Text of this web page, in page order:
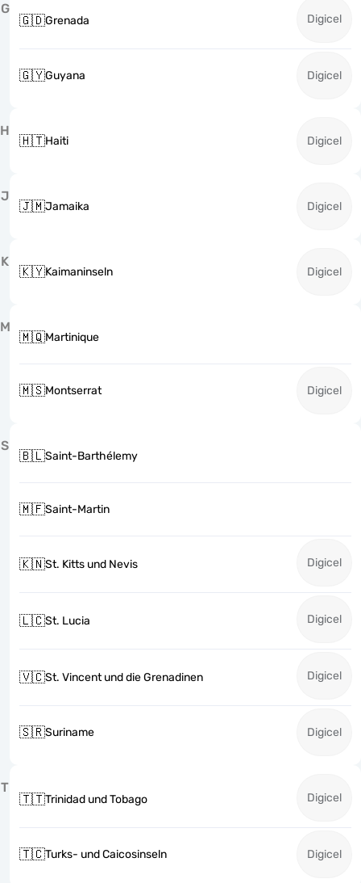
G
🇬🇩Grenada Digicel
🇬🇾Guyana Digicel
H
🇭🇹Haiti Digicel
J
🇯🇲Jamaika Digicel
K
🇰🇾Kaimaninseln Digicel
M
🇲🇶Martinique
🇲🇸Montserrat Digicel
S
🇧🇱Saint-Barthélemy
🇲🇫Saint-Martin
🇰🇳St. Kitts und Nevis Digicel
🇱🇨St. Lucia Digicel
🇻🇨St. Vincent und die Grenadinen Digicel
🇸🇷Suriname Digicel
T
🇹🇹Trinidad und Tobago Digicel
🇹🇨Turks- und Caicosinseln Digicel